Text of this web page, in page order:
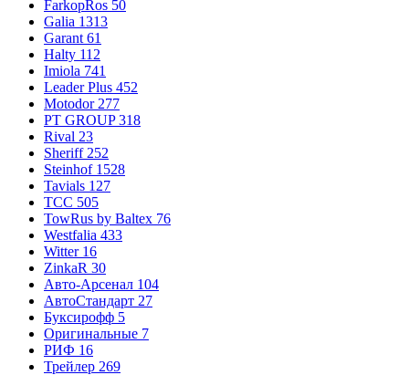
FarkopRos 50
Galia 1313
Garant 61
Halty 112
Imiola 741
Leader Plus 452
Motodor 277
PT GROUP 318
Rival 23
Sheriff 252
Steinhof 1528
Tavials 127
TCC 505
TowRus by Baltex 76
Westfalia 433
Witter 16
ZinkaR 30
Авто-Арсенал 104
АвтоСтандарт 27
Буксирофф 5
Оригинальные 7
РИФ 16
Трейлер 269